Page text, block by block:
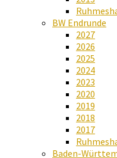
BW Endrunde
2027
2026
2025
2024
2023
2020
2019
2018
2017
Baden-